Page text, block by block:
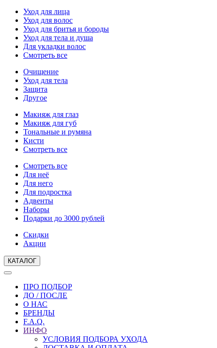
Уход для лица
Уход для волос
Уход для бритья и бороды
Уход для тела и душа
Для укладки волос
Смотреть все
Очищение
Уход для тела
Защита
Другое
Макияж для глаз
Макияж для губ
Тональные и румяна
Кисти
Смотреть все
Смотреть все
Для неё
Для него
Для подростка
Адвенты
Наборы
Подарки до 3000 рублей
Скидки
Акции
КАТАЛОГ
ПРО ПОДБОР
ДО / ПОСЛЕ
О НАС
БРЕНДЫ
F.A.Q.
ИНФО
УСЛОВИЯ ПОДБОРА УХОДА